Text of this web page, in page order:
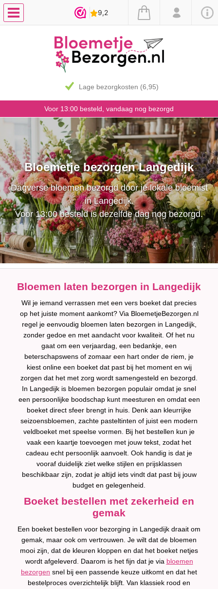
7 dagen vaasgarantie
Voor 13:00 besteld, vandaag nog bezorgd
Bloemetje bezorgen Langedijk
Dagverse bloemen bezorgd door je lokale bloemist
in Langedijk.
Voor 13:00 besteld is dezelfde dag nog bezorgd.
Bloemen laten bezorgen in Langedijk
Wil je iemand verrassen met een vers boeket dat precies
op het juiste moment aankomt? Via BloemetjeBezorgen.nl
regel je eenvoudig bloemen laten bezorgen in Langedijk,
zonder gedoe en met aandacht voor kwaliteit. Of het nu
gaat om een verjaardag, een bedankje, een
beterschapswens of zomaar een hart onder de riem, je
kiest online een boeket dat past bij het moment en wij
zorgen dat het met zorg wordt samengesteld en bezorgd.
In Langedijk is bloemen bezorgen populair omdat je snel
een persoonlijke boodschap kunt meesturen en omdat een
boeket direct sfeer brengt in huis. Denk aan kleurrijke
seizoensbloemen, zachte pasteltinten of juist een modern
veldboeket met speelse vormen. Bij het bestellen kun je
vaak een kaartje toevoegen met jouw tekst, zodat het
cadeau echt persoonlijk aanvoelt. Ook handig is dat je
vooraf duidelijk ziet welke stijlen en prijsklassen
beschikbaar zijn, zodat je altijd iets vindt dat past bij jouw
budget en gelegenheid.
Boeket bestellen met zekerheid en
gemak
Een boeket bestellen voor bezorging in Langedijk draait om
gemak, maar ook om vertrouwen. Je wilt dat de bloemen
mooi zijn, dat de kleuren kloppen en dat het boeket netjes
wordt afgeleverd. Daarom is het fijn dat je via bloemen
bezorgen snel bij een passende keuze uitkomt en dat het
bestelproces overzichtelijk blijft. Van klassiek rood en